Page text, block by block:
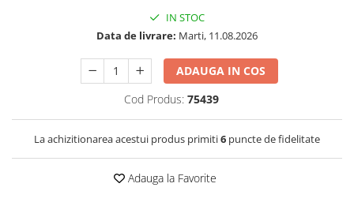
Accesorii bebelusi / nou-nascuti
Diversificare bebelusi
IN STOC
Data de livrare: Marti, 11.08.2026
ADAUGA IN COS
Cod Produs: 75439
La achizitionarea acestui produs primiti6 puncte de fidelitate
Adauga la Favorite